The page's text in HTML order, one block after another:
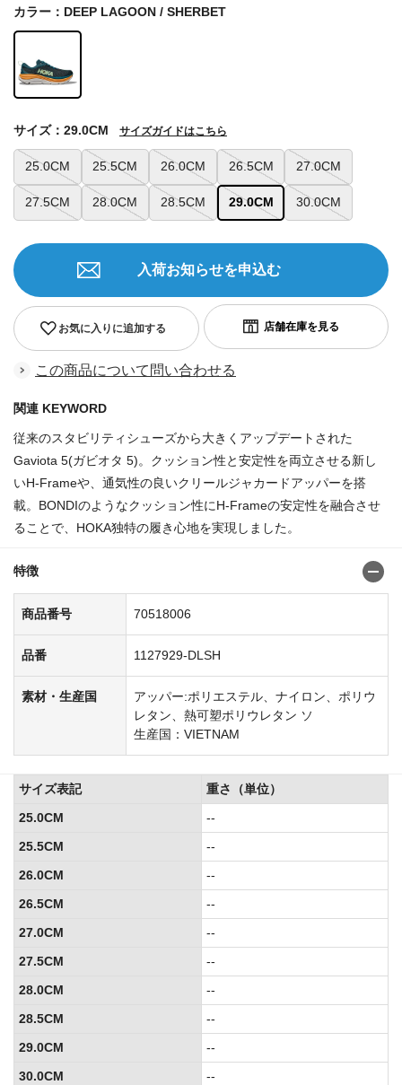
カラー：DEEP LAGOON / SHERBET
25.0CM 25.5CM 26.0CM 26.5CM 27.0CM
27.5CM 28.0CM 28.5CM 29.0CM 30.0CM
サイズ：29.0CM サイズガイドはこちら
お気に入りに追加する
入荷お知らせを申込む
この商品について問い合わせる
関連 KEYWORD
従来のスタビリティシューズから大きくアップデートされた
Gaviota 5(ガビオタ 5)。クッション性と安定性を両立させる新し
いH-Frameや、通気性の良いクリールジャカードアッパーを搭
載。BONDIのようなクッション性にH-Frameの安定性を融合させ
ることで、HOKA独特の履き心地を実現しました。
特徴
商品番号 70518006
品番 1127929-DLSH
素材・生産国
アッパー:ポリエステル、ナイロン、ポリウ
レタン、熱可塑ポリウレタン ソ
生産国：VIETNAM
サイズ表記
重さ（単位）
25.0CM
--
25.5CM
--
26.0CM
--
26.5CM
--
27.0CM
--
27.5CM
--
28.0CM
--
28.5CM
--
29.0CM
--
30.0CM
--